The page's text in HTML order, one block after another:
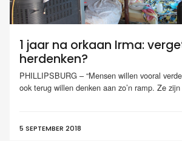
1 jaar na orkaan Irma:
herdenken?
PHILLIPSBURG – “Mensen willen vooral
ook terug willen denken aan zo’n ramp. Ze
5 SEPTEMBER 2018